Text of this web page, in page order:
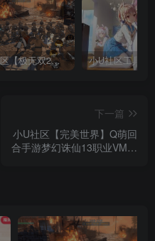
小U社区【极无双2完整版】3D动作ARPG手游+Linux学习手工端+GM授权后台+视频教程
下一篇
小U社区【完美世界】Q萌回
合手游梦幻诛仙13职业VM一